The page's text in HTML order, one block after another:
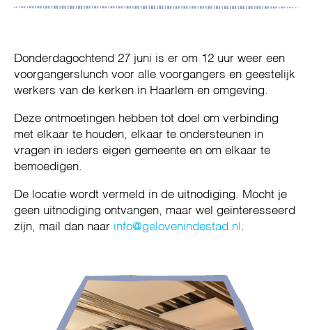
Donderdagochtend 27 juni is er om 12 uur weer een
voorgangerslunch voor alle voorgangers en geestelijk
werkers van de kerken in Haarlem en omgeving.
Deze ontmoetingen hebben tot doel om verbinding
met elkaar te houden, elkaar te ondersteunen in
vragen in ieders eigen gemeente en om elkaar te
bemoedigen.
De locatie wordt vermeld in de uitnodiging. Mocht je
geen uitnodiging ontvangen, maar wel geïnteresseerd
zijn, mail dan naar info@gelovenindestad.nl .